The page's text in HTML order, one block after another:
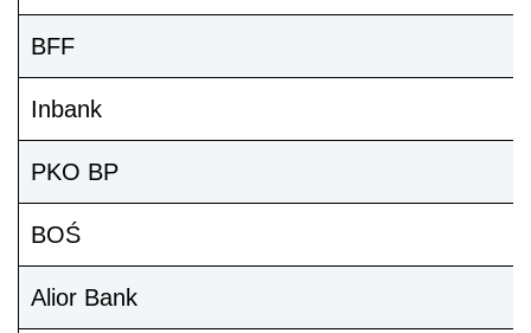
BFF
Inbank
PKO BP
BOŚ
Alior Bank